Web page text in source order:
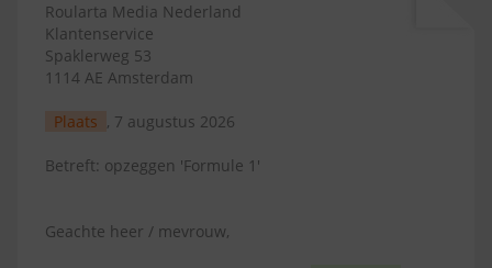
Roularta Media Nederland
Klantenservice
Spaklerweg 53
1114 AE Amsterdam
Plaats , 7 augustus 2026
Betreft: opzeggen 'Formule 1'
Geachte heer / mevrouw,